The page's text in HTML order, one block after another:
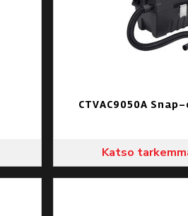
CTVAC9050A
Katso